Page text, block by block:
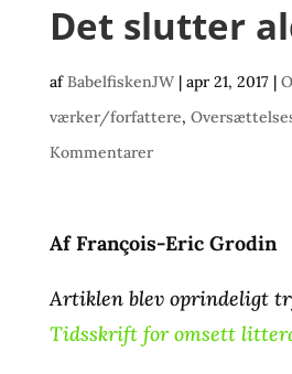
Det slutter
afBabelfiskenJW| apr 21, 2017|
værker/forfattere,
Kommentarer
Af François-Eric Grodin
Artiklen blev oprindeligt
Tidsskrift for omsett